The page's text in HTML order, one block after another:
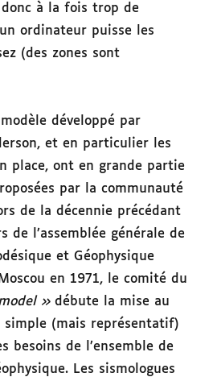
à la fois trop de
ordinateur puisse les
(des zones sont
développé par
et en particulier les
place, ont en grande partie
par la communauté
de la décennie précédant
de l’assemblée générale de
et Géophysique
en 1971, le comité du
»débute la mise au
simple (mais représentatif)
besoins de l’ensemble de
Les sismologues